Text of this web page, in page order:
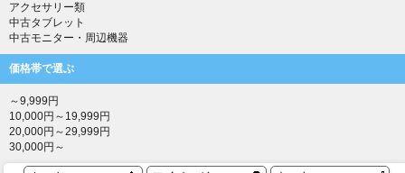
アクセサリー類
中古タブレット
中古モニター・周辺機器
価格帯で選ぶ
～9,999円
10,000円～19,999円
20,000円～29,999円
30,000円～